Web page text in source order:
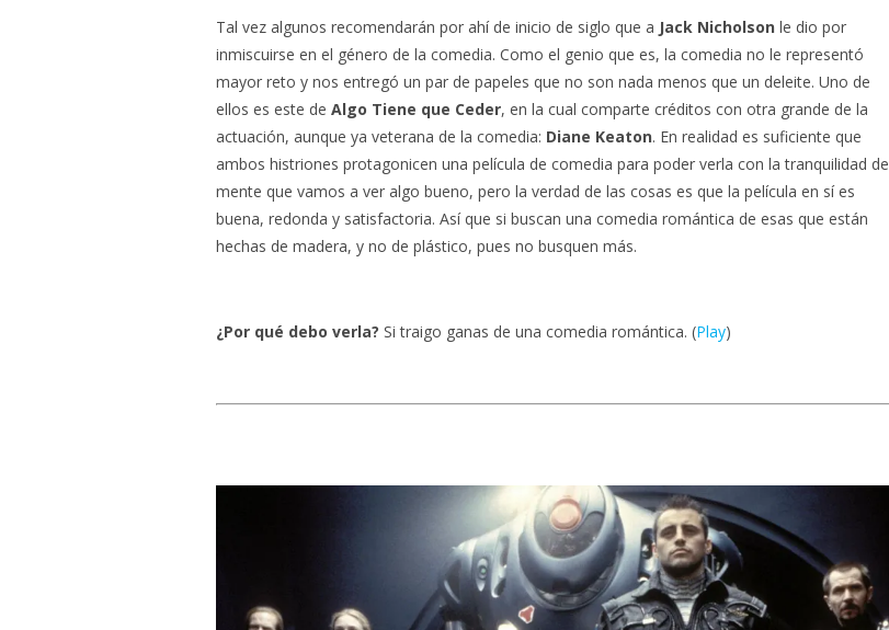
Tal vez algunos recomendarán por ahí de inicio de siglo que a Jack Nicholson le dio por
inmiscuirse en el género de la comedia. Como el genio que es, la comedia no le representó
mayor reto y nos entregó un par de papeles que no son nada menos que un deleite. Uno de
ellos es este de Algo Tiene que Ceder, en la cual comparte créditos con otra grande de la
actuación, aunque ya veterana de la comedia: Diane Keaton. En realidad es suficiente que
ambos histriones protagonicen una película de comedia para poder verla con la tranquilidad de
mente que vamos a ver algo bueno, pero la verdad de las cosas es que la película en sí es
buena, redonda y satisfactoria. Así que si buscan una comedia romántica de esas que están
hechas de madera, y no de plástico, pues no busquen más.
¿Por qué debo verla? Si traigo ganas de una comedia romántica. (Play)